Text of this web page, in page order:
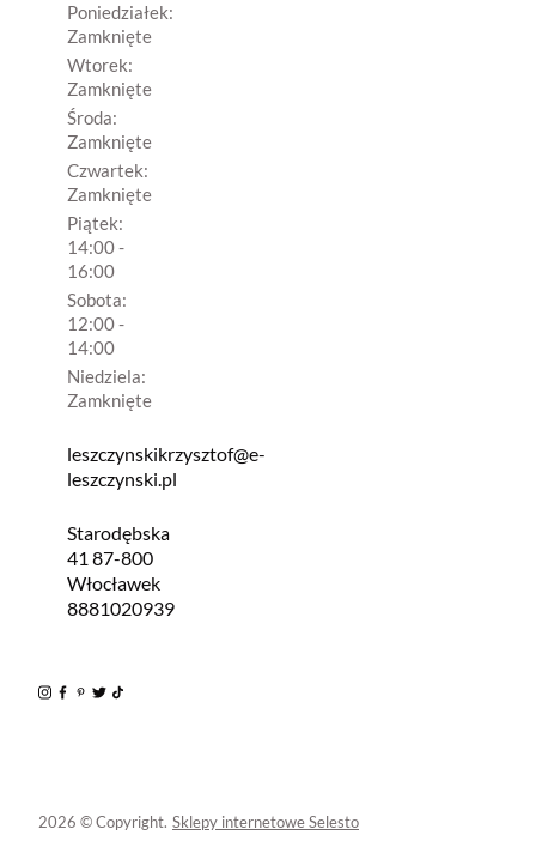
Poniedziałek:
Zamknięte
Wtorek:
Zamknięte
Środa:
Zamknięte
Czwartek:
Zamknięte
Piątek:
14:00 -
16:00
Sobota:
12:00 -
14:00
Niedziela:
Zamknięte
leszczynskikrzysztof@e-
leszczynski.pl
Starodębska
41 87-800
Włocławek
8881020939
2026 © Copyright. Sklepy internetowe Selesto